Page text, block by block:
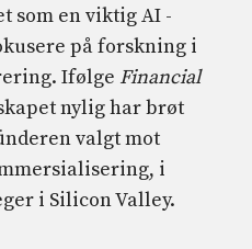
som en viktig AI -
på forskning i
Ifølge Financial
nylig har brøt
valgt mot
i
i Silicon Valley.